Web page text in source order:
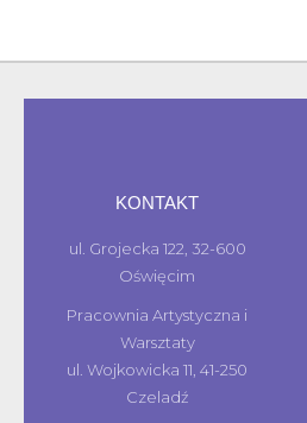
KONTAKT
ul. Grojecka 122, 32-600
Oświęcim
Pracownia Artystyczna i
Warsztaty
ul. Wojkowicka 11, 41-250
Czeladź